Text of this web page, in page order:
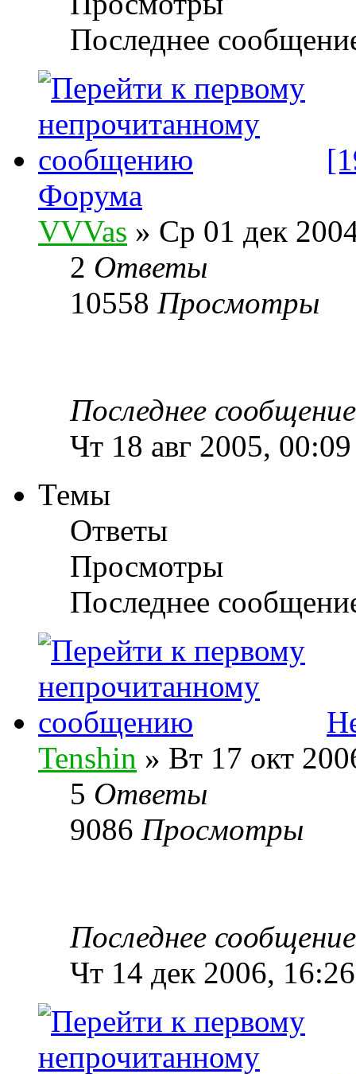
Последнее
Форума
VVVas » Ср 01 дек
2 Ответы
10558 Просмотры
Последнее
Чт 18 авг 2005, 00:09
Темы
Ответы
Просмотры
Последнее
Tenshin » Вт 17 окт
5 Ответы
9086 Просмотры
Последнее
Чт 14 дек 2006, 16:26